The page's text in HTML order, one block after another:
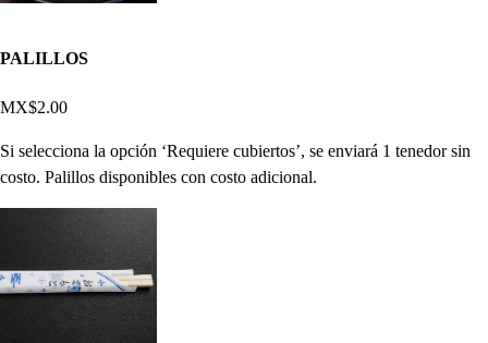
PALILLOS
MX$2.00
Si selecciona la opción ‘Requiere cubiertos’, se enviará 1 tenedor sin
costo. Palillos disponibles con costo adicional.